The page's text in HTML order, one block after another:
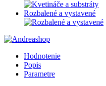
Rozbalené a vystavené
Hodnotenie
Popis
Parametre